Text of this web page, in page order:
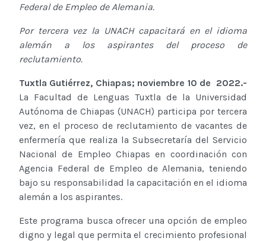
Federal de Empleo de Alemania.
Por tercera vez la UNACH capacitará en el idioma
alemán a los aspirantes del proceso de
reclutamiento.
Tuxtla Gutiérrez, Chiapas; noviembre 10 de 2022.-
La Facultad de Lenguas Tuxtla de la Universidad
Autónoma de Chiapas (UNACH) participa por tercera
vez, en el proceso de reclutamiento de vacantes de
enfermería que realiza la Subsecretaría del Servicio
Nacional de Empleo Chiapas en coordinación con
Agencia Federal de Empleo de Alemania, teniendo
bajo su responsabilidad la capacitación en el idioma
alemán a los aspirantes.
Este programa busca ofrecer una opción de empleo
digno y legal que permita el crecimiento profesional